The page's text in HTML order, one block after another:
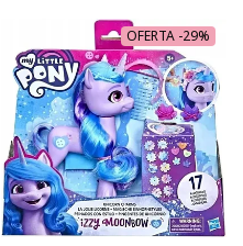
OFERTA -29%